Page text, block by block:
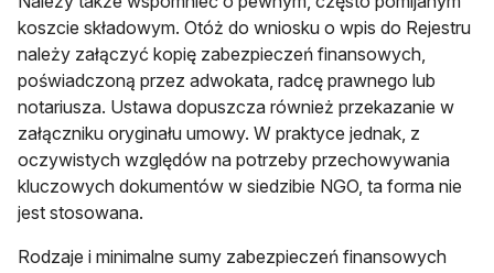
koszcie składowym. Otóż do wniosku o wpis do Rejestru
należy załączyć kopię zabezpieczeń finansowych,
poświadczoną przez adwokata, radcę prawnego lub
notariusza. Ustawa dopuszcza również przekazanie w
załączniku oryginału umowy. W praktyce jednak, z
oczywistych względów na potrzeby przechowywania
kluczowych dokumentów w siedzibie NGO, ta forma nie
jest stosowana.
Rodzaje i minimalne sumy zabezpieczeń finansowych